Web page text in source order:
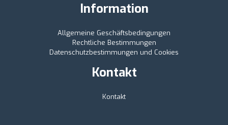
Information
Allgemeine Geschäftsbedingungen
Rechtliche Bestimmungen
Datenschutzbestimmungen und Cookies
Kontakt
Kontakt